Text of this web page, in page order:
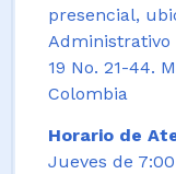
presencial,
Administrativo
19 No. 21-44.
Colombia
Horario de
Jueves de